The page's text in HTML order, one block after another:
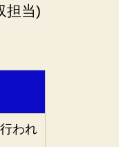
担当)
われ